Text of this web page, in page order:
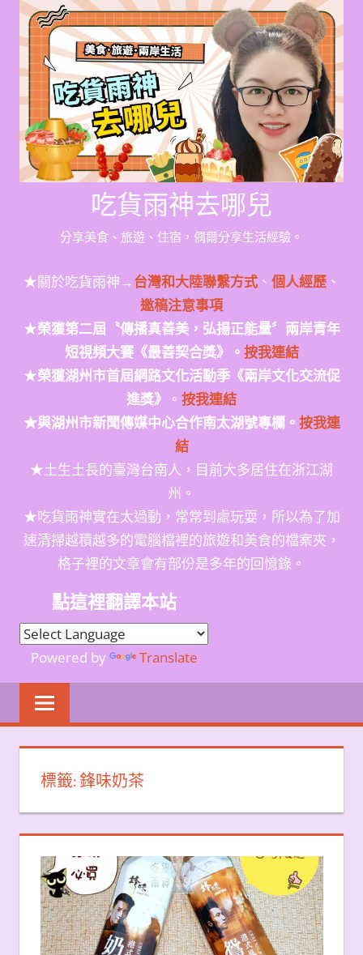
Skip
content
吃貨雨神去哪兒
分享美食、旅遊、住宿，偶爾分享生活經驗。
★關於吃貨雨神→台灣和大陸聯繫方式、 個人經歷、
邀稿注意事項
★榮獲第二屆〝傳播真善美，弘揚正能量〞兩岸青年
短視頻大賽《最善契合獎》。 按我連結
★榮獲湖州市首屆網路文化活動季《兩岸文化交流促
進獎》
。 按我連結
★與湖州市新聞傳媒中心合作南太湖號專欄。 按我連
結
★土生土長的臺灣台南人，目前大多居住在浙江湖
州。
★吃貨雨神實在太過動，常常到處玩耍，所以為了加
速清掃越積越多的電腦檔裡的旅遊和美食的檔案夾，
格子裡的文章會有部份是多年的回憶錄。
點這裡翻譯本站
Powered by Translate
標籤:鋒味奶茶